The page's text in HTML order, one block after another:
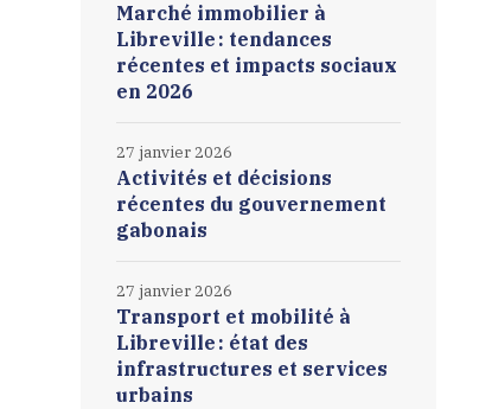
Marché immobilier à
Libreville : tendances
récentes et impacts sociaux
en 2026
Activités et décisions
récentes du gouvernement
gabonais
27 janvier 2026
Transport et mobilité à
Libreville : état des
infrastructures et services
urbains
27 janvier 2026